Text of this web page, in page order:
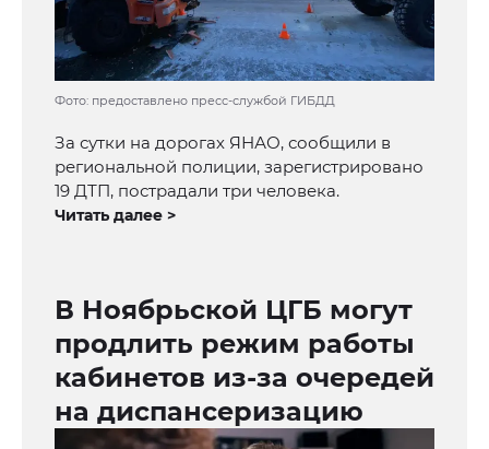
Фото: предоставлено пресс-службой ГИБДД
За сутки на дорогах ЯНАО, сообщили в
региональной полиции, зарегистрировано
19 ДТП, пострадали три человека.
Читать далее >
В Ноябрьской ЦГБ могут
продлить режим работы
кабинетов из-за очередей
на диспансеризацию